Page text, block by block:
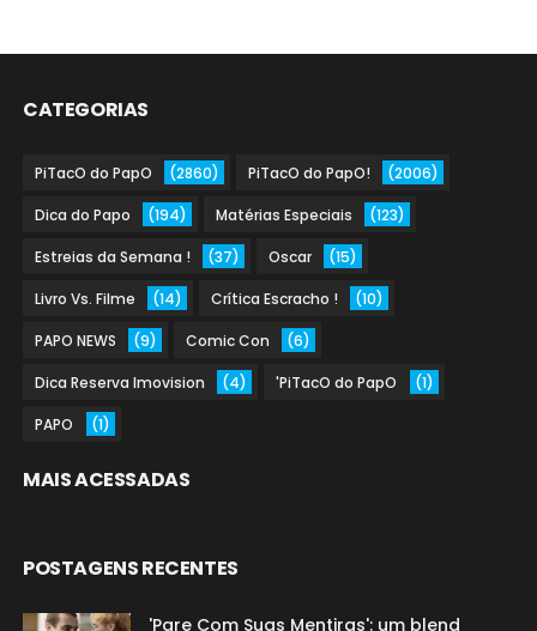
CATEGORIAS
PiTacO do PapO (2860) PiTacO do PapO! (2006)
Dica do Papo (194) Matérias Especiais (123)
Estreias da Semana ! (37) Oscar (15)
Livro Vs. Filme (14) Crítica Escracho ! (10)
PAPO NEWS (9) Comic Con (6)
Dica Reserva Imovision (4) 'PiTacO do PapO (1)
PAPO (1)
MAIS ACESSADAS
POSTAGENS RECENTES
'Pare Com Suas Mentiras': um blend